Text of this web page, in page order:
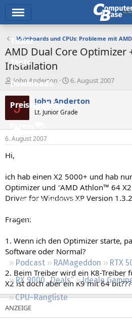
Ticker
Tests
Downloads
Preisvergleich
Forum
Aktuelles
Neue Beiträge
Neueste Aktivitäten
Leserartikel
Podcast RAMageddon
RTX
RX 9000 „Deals“
Ideale
CPU-Rangliste
Mainboards und CPUs: Probleme mit AMD
AMD Dual Core Optimizer
Installation
E
r
s
t
l
e
John Anderton
E
s
e
t
6. August 2007
J John Anderton
Lt. Junior Grade
6. August 2007
Hi,
ich hab einen X2 5000+ und hab
Optimizer und "AMD Athlon™ 64
Driver for Windows XP Version
Fragen:
1. Wenn ich den Optimizer starte,
Software oder Normal?
2. Beim Treiber wird ein K8-Treiber
X2 ist doch aber ein K9 mit 64